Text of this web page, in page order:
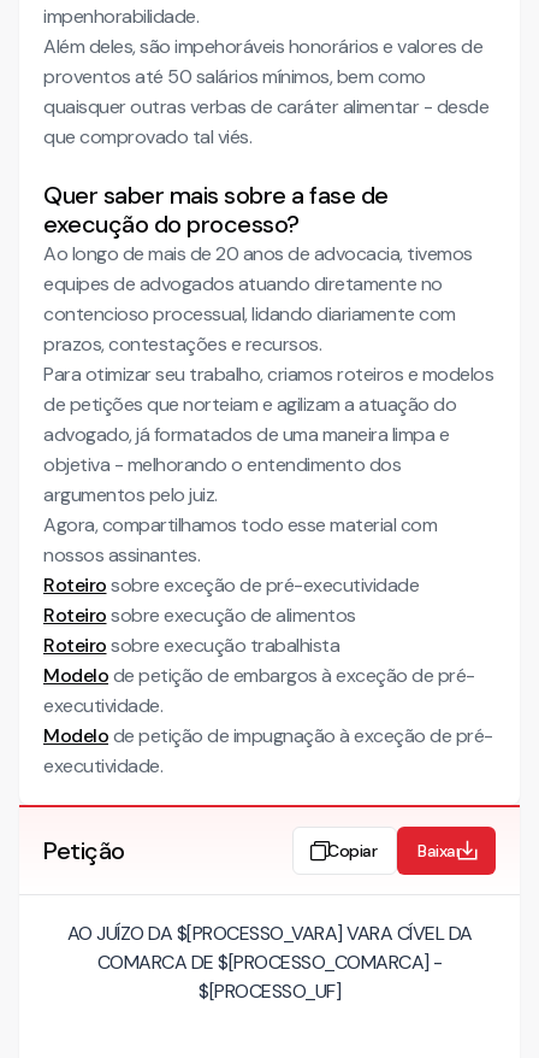
impenhorabilidade.
Além deles, são impehoráveis honorários e valores de
proventos até 50 salários mínimos, bem como
quaisquer outras verbas de caráter alimentar - desde
que comprovado tal viés.
Quer saber mais sobre a fase de
execução do processo?
Ao longo de mais de 20 anos de advocacia, tivemos
equipes de advogados atuando diretamente no
contencioso processual, lidando diariamente com
prazos, contestações e recursos.
Para otimizar seu trabalho, criamos roteiros e modelos
de petições que norteiam e agilizam a atuação do
advogado, já formatados de uma maneira limpa e
objetiva - melhorando o entendimento dos
argumentos pelo juiz.
Agora, compartilhamos todo esse material com
nossos assinantes.
Roteirosobre exceção de pré-executividade
Roteirosobre execução de alimentos
Roteirosobre execução trabalhista
Modelode petição de embargos à exceção de pré-
executividade.
Modelode petição de impugnação à exceção de pré-
executividade.
Petição Copiar Baixar
AO JUÍZO DA $[PROCESSO_VARA] VARA CÍVEL DA
COMARCA DE $[PROCESSO_COMARCA] -
$[PROCESSO_UF]